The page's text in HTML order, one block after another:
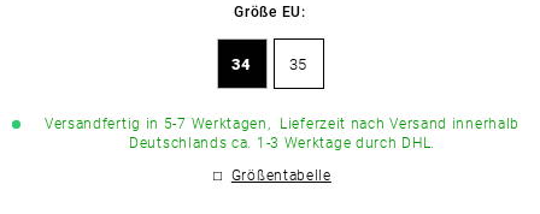
Größe EU:
34 35
Versandfertig in 5-7 Werktagen, Lieferzeit nach Versand innerhalb
Deutschlands ca. 1-3 Werktage durch DHL.
Größentabelle